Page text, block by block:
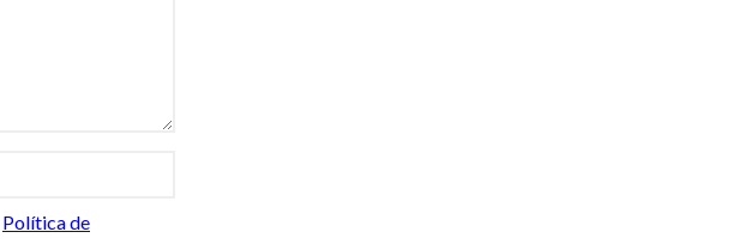
Política de